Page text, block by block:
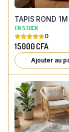
EN STOCK
0
15000 CFA
Ajouter au